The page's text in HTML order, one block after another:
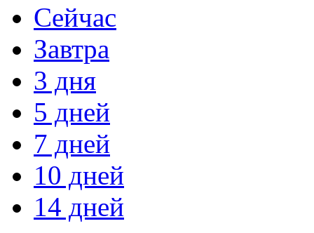
Сейчас
Завтра
3 дня
5 дней
7 дней
10 дней
14 дней